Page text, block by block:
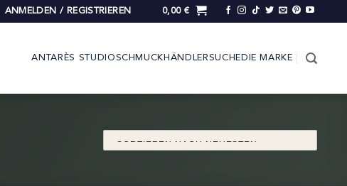
ANMELDEN / REGISTRIEREN 0,00 €
ANTARÈS STUDIOSCHMUCK HÄNDLERSUCHE DIE MARKE